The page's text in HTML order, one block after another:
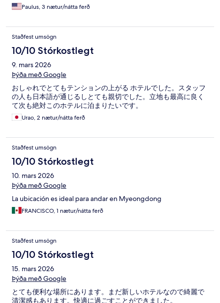
Paulus, 3 nætur/nátta ferð
Staðfest umsögn
10/10 Stórkostlegt
9. mars 2026
Þýða með Google
おしゃれでとてもテンションの上がる ホテルでした。スタッフ
の人も日本語が通じるしとても親切でした。立地も最高に良く
て次も絶対このホテルに泊まりたいです。
Urao, 2 nætur/nátta ferð
Staðfest umsögn
10/10 Stórkostlegt
10. mars 2026
Þýða með Google
La ubicación es ideal para andar en Myeongdong
FRANCISCO, 1 nætur/nátta ferð
Staðfest umsögn
10/10 Stórkostlegt
15. mars 2026
Þýða með Google
とても便利な場所にあります。まだ新しいホテルなので綺麗で
清潔感もあります。快適に過ごすことができました。